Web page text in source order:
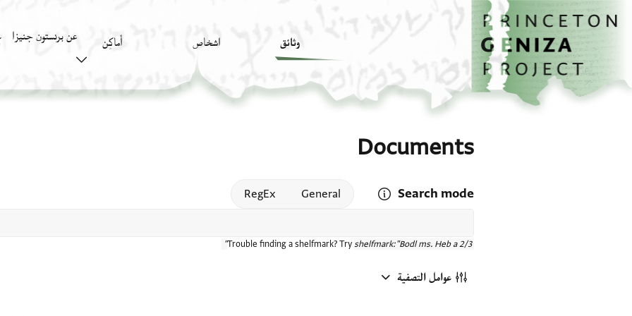
تخطي إلى المحتوى الرئيسي
الصفحة الرئيسية
وثائق اشخاص أَماكِن عن برنستون جنيزا
Documents
Search mode
Open search mode help
General
RegEx
Trouble finding a shelfmark? Try shelfmark:"Bodl ms. Heb a 2/3"
عوامل التصفية